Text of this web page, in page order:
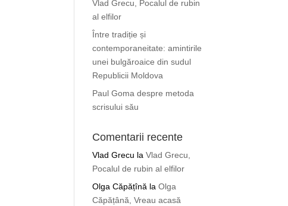
Vlad Grecu, Pocalul de rubin
al elfilor
Între tradiție și
contemporaneitate: amintirile
unei bulgăroaice din sudul
Republicii Moldova
Paul Goma despre metoda
scrisului său
Comentarii recente
Vlad Grecu laVlad Grecu,
Pocalul de rubin al elfilor
Olga Căpățînă laOlga
Căpățână, Vreau acasă